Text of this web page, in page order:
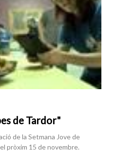
de Tardor"
de la Setmana Jove de
pròxim 15 de novembre.